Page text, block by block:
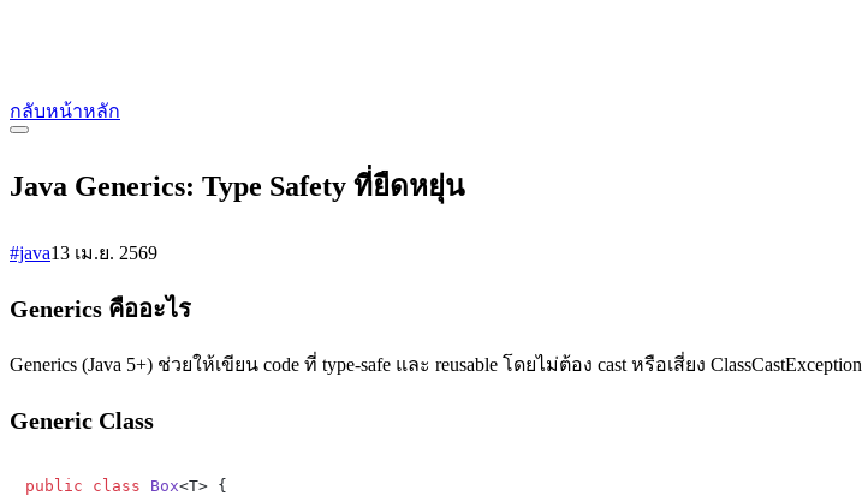
กลับหน้าหลัก
Java Generics: Type Safety ที่ยืดหยุ่น
#java13 เม.ย. 2569
Generics คืออะไร
Generics (Java 5+) ช่วยให้เขียน code ที่ type-safe และ reusable โดยไม่ต้อง cast หรือเสี่ยง ClassCastException
Generic Class
public class Box<T> {